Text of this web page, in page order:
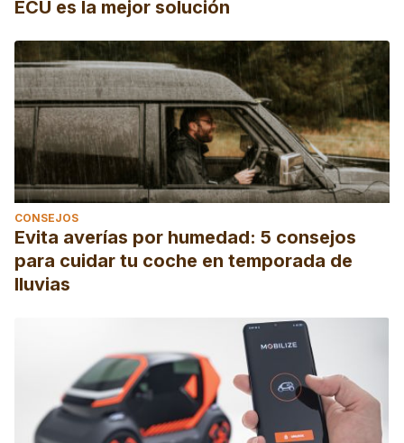
ECU es la mejor solución
CONSEJOS
Evita averías por humedad: 5 consejos
para cuidar tu coche en temporada de
lluvias